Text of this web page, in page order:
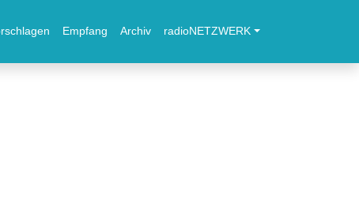
Empfang Archiv radioNETZWERK